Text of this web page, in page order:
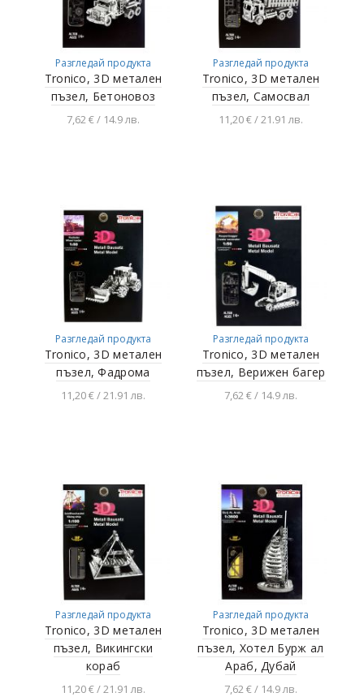
Разгледай продукта
Tronico, 3D метален
пъзел, Бетоновоз
7,62 € / 14.9 лв.
Разгледай продукта
Tronico, 3D метален
пъзел, Самосвал
11,20 € / 21.91 лв.
Разгледай продукта
Tronico, 3D метален
пъзел, Фадрома
11,20 € / 21.91 лв.
Разгледай продукта
Tronico, 3D метален
пъзел, Верижен багер
7,62 € / 14.9 лв.
Разгледай продукта
Tronico, 3D метален
пъзел, Викингски
кораб
11,20 € / 21.91 лв.
Разгледай продукта
Tronico, 3D метален
пъзел, Хотел Бурж ал
Араб, Дубай
7,62 € / 14.9 лв.